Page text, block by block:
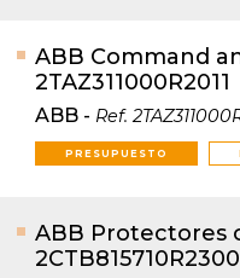
ABB Command
2TAZ311000R2011
ABB - Ref.
PRESUPUESTO
ABB Protectores
2CTB815710R2300